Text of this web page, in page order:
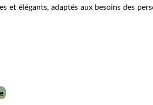
adaptés aux besoins des